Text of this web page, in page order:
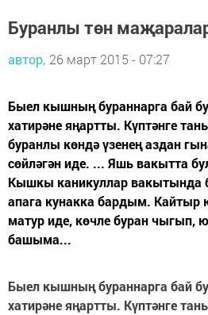
Буранлы төн
автор, 26 март 2015 - 07:27
Быел кышның бураннарга бай
хатирәне яңартты. Күптәнге
буранлы көндә үзенең аздан
сөйләгән иде. ... Яшь вакытта
Кышкы каникуллар вакытында
апага кунакка бардым. Кайтыр
матур иде, көчле буран чыгып,
башыма...
Быел кышның бураннарга бай
хатирәне яңартты. Күптәнге